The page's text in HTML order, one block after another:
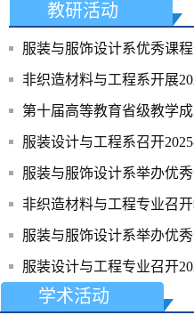
教研活动
服装与服饰设计系优秀课
非织造材料与工程系开展
非织造材料与工程专业召
学术活动